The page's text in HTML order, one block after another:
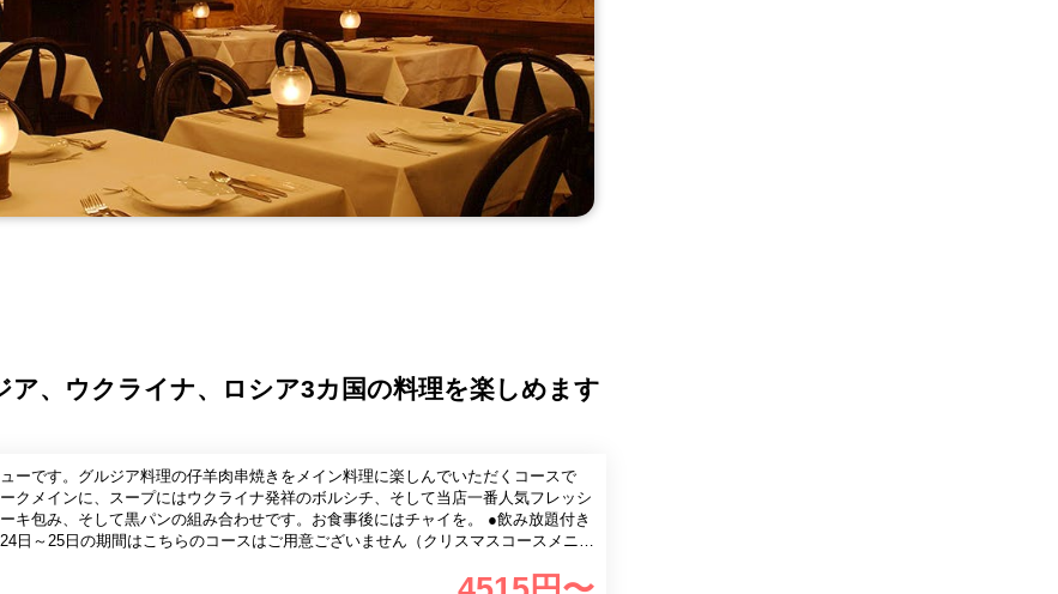
ア、ウクライナ、ロシア3カ国の料理を楽しめます
ーです。グルジア料理の仔羊肉串焼きをメイン料理に楽しんでいただくコースで
クメインに、スープにはウクライナ発祥のボルシチ、そして当店一番人気フレッシ
み、そして黒パンの組み合わせです。お食事後にはチャイを。 ●飲み放題付き
日～25日の期間はこちらのコースはご用意ございません（クリスマスコースメニュ
約をお取りいたします。その場合は事前に電話またはメールにて通知致します。 な